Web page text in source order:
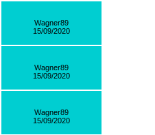
Wagner89
15/09/2020
Wagner89
15/09/2020
Wagner89
15/09/2020